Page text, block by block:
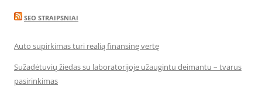
SEO STRAIPSNIAI
Auto supirkimas turi realią finansinę vertę
Sužadėtuvių žiedas su laboratorijoje užaugintu deimantu – tvarus
pasirinkimas